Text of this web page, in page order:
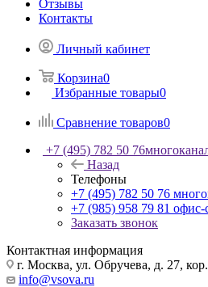
Отзывы
Контакты
Личный кабинет
Корзина0
Избранные товары0
Сравнение товаров0
+7 (495) 782 50 76
Назад
Телефоны
+7 (495) 782 50 76
+7 (985) 958 79 81 офис-
Заказать звонок
Контактная информация
г. Москва, ул. Обручева, д. 27,
info@vsova.ru